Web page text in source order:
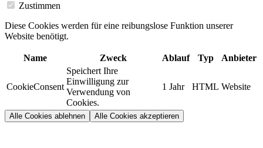
Zustimmen
Diese Cookies werden für eine reibungslose Funktion unserer
Website benötigt.
Name Zweck Ablauf Typ Anbieter
CookieConsent
Speichert Ihre
Einwilligung zur
Verwendung von
Cookies.
1 Jahr HTML Website
Alle Cookies ablehnen Alle Cookies akzeptieren